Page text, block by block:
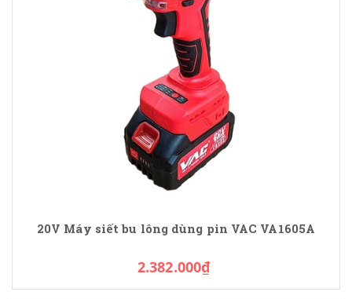
20V Máy siết bu lông dùng pin VAC VA1605A
2.382.000₫